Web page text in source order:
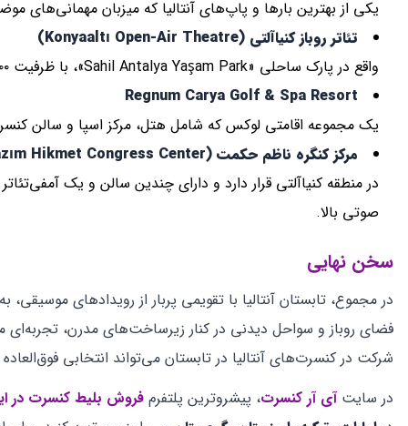
دیدگاهتان را بنویسید
نشانی ایمیل شما منتشر نخواهد شد.
بخش‌های موردنیاز علامت‌گذاری شده‌اند
دیدگاه*
ایمیل*